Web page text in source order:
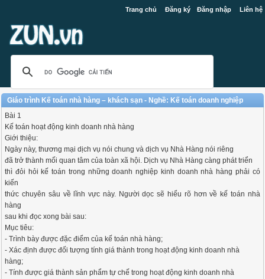
Trang chủ Đăng ký Đăng nhập Liên hệ
Giáo trình Kế toán nhà hàng – khách sạn - Nghề: Kế toán doanh nghiệp
Bài 1
Kế toán hoạt động kinh doanh nhà hàng
Giới thiệu:
Ngày này, thương mại dịch vụ nói chung và dịch vụ Nhà Hàng nói riêng
đã trở thành mối quan tâm của toàn xã hội. Dịch vụ Nhà Hàng càng phát triển
thì đỏi hỏi kế toán trong những doanh nghiệp kinh doanh nhà hàng phải có
kiến
thức chuyên sâu về lĩnh vực này. Người dọc sẽ hiểu rõ hơn về kế toán nhà
hàng
sau khi đọc xong bài sau:
Mục tiêu:
- Trình bày được đặc điểm của kế toán nhà hàng;
- Xác định được đối tượng tính giá thành trong hoạt động kinh doanh nhà
hàng;
- Tính được giá thành sản phẩm tự chế trong hoạt động kinh doanh nhà